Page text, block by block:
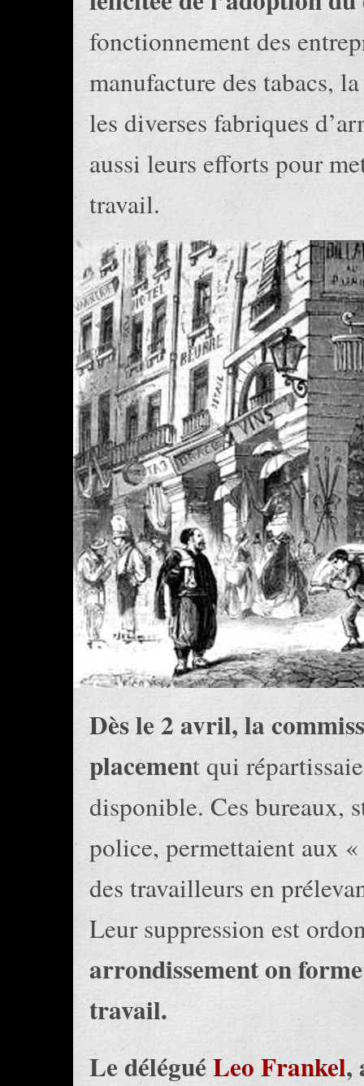
fonctionnement des
manufacture des tabacs,
les diverses fabriques
aussi leurs efforts pour
travail.
Dès le 2 avril, la
placement qui
disponible. Ces bureaux,
police, permettaient aux
des travailleurs en
Leur suppression est
arrondissement on
travail.
Le déléguéLeo Frankel,